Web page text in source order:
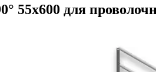
55х600 для